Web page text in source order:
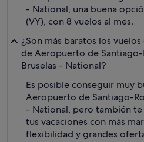
- National, una buena
(VY), con 8 vuelos al mes.
¿Son más baratos los
de Aeropuerto de Santiago-
Bruselas - National?
Es posible conseguir muy
Aeropuerto de Santiago-
- National, pero también
tus vacaciones con más
flexibilidad y grandes